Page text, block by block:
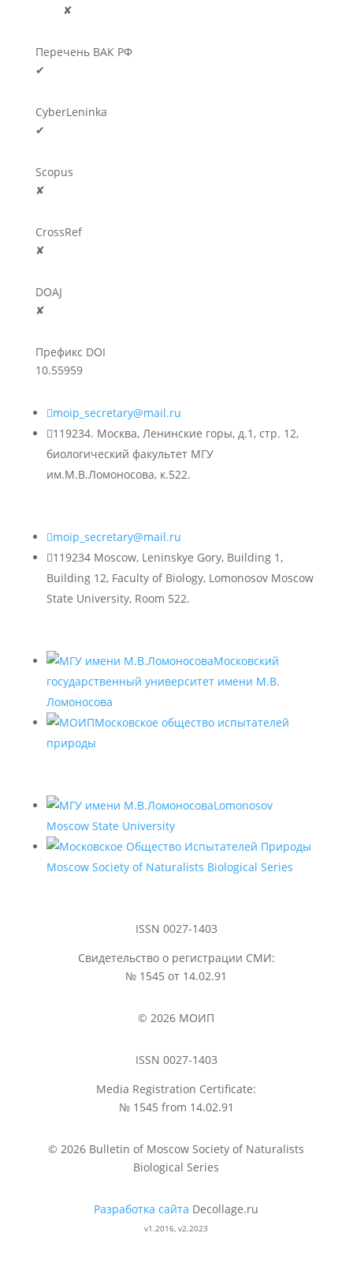
✘
Перечень ВАК РФ
✔
CyberLeninka
✔
Scopus
✘
CrossRef
✘
DOAJ
✘
Префикс DOI
10.55959
moip_secretary@mail.ru
119234. Москва, Ленинские горы, д.1, стр. 12,
биологический факультет МГУ
им.М.В.Ломоносова, к.522.
moip_secretary@mail.ru
119234 Moscow, Leninskye Gory, Building 1,
Building 12, Faculty of Biology, Lomonosov Moscow
State University, Room 522.
Московский
государственный университет имени М.В.
Ломоносова
Московское общество испытателей
природы
Lomonosov
Moscow State University
Moscow Society of Naturalists Biological Series
ISSN 0027-1403
Свидетельство о регистрации СМИ:
№ 1545 от 14.02.91
© 2026 МОИП
ISSN 0027-1403
Media Registration Certificate:
№ 1545 from 14.02.91
© 2026 Bulletin of Moscow Society of Naturalists
Biological Series
Разработка сайта Decollage.ru
v1.2016, v2.2023